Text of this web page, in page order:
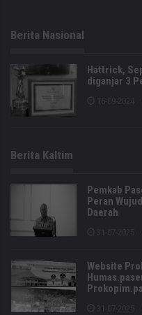
Berita Nasional
Hattrick,
diganjar 3
Berita Kaltim
Pemkab
Peran
Daerah
Website